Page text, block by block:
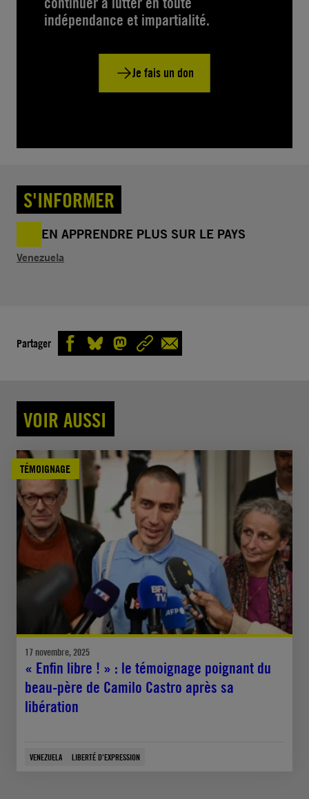
indépendance et impartialité.
Je fais un don
S'INFORMER
EN APPRENDRE PLUS SUR LE PAYS
Venezuela
Partager
VOIR AUSSI
TÉMOIGNAGE
17 novembre, 2025
« Enfin libre ! » : le témoignage poignant du
beau-père de Camilo Castro après sa
libération
VENEZUELA LIBERTÉ D'EXPRESSION